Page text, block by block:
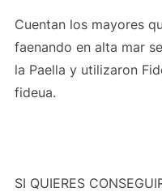
Cuentan los mayores
faenando en alta mar
la Paella y utilizaron
fideua.
SI QUIERES